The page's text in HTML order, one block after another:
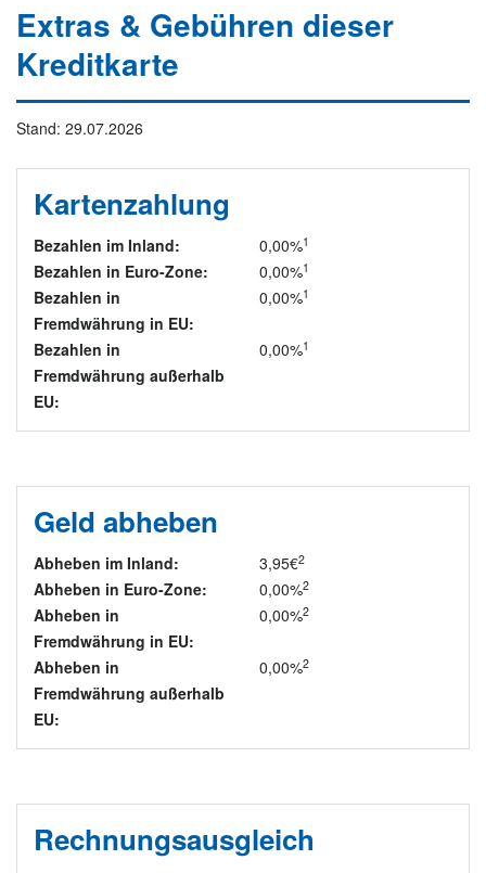
Extras & Gebühren dieser
Kreditkarte
Stand: 29.07.2026
Kartenzahlung
Bezahlen im Inland: 0,00%1
Bezahlen in Euro-Zone: 0,00%1
Bezahlen in
Fremdwährung in EU:
0,00%1
Bezahlen in
Fremdwährung außerhalb
EU:
0,00%1
Geld abheben
Abheben im Inland: 3,95€2
Abheben in Euro-Zone: 0,00%2
Abheben in
Fremdwährung in EU:
0,00%2
Abheben in
Fremdwährung außerhalb
EU:
0,00%2
Rechnungsausgleich